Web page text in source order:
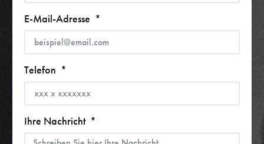
E-Mail-Adresse
Telefon
Ihre Nachricht